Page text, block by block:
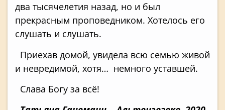
два тысячелетия назад, но и был
прекрасным проповедником. Хотелось его
слушать и слушать.
Приехав домой, увидела всю семью живой
и невредимой, хотя… немного уставшей.
Слава Богу за всё!